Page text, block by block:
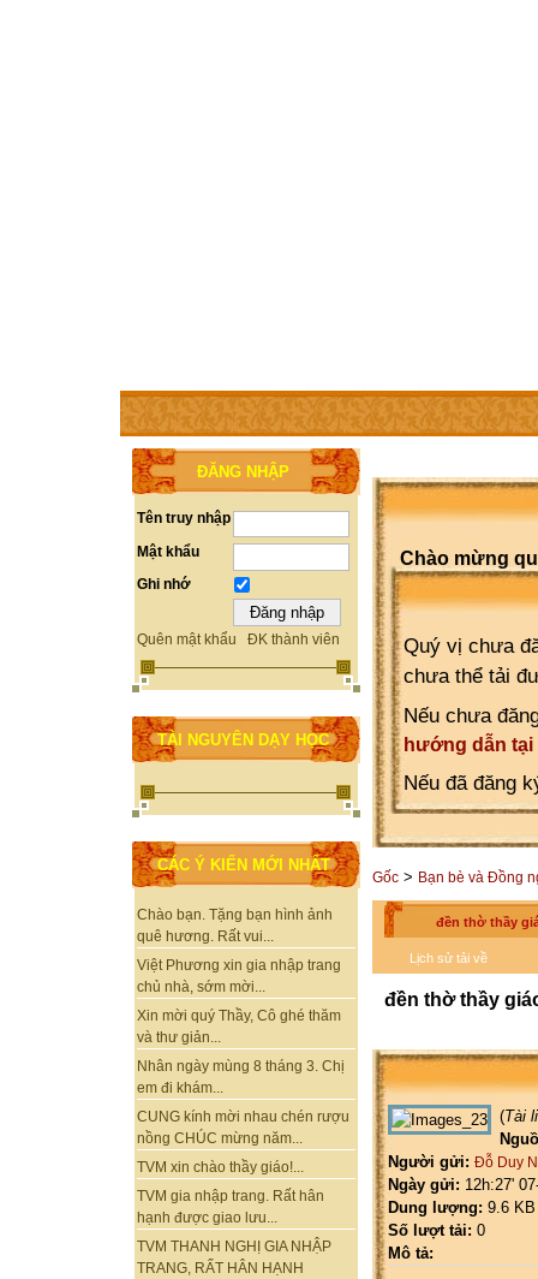
TRANG CHỦ THÀNH VIÊN TRỢ GIÚP WEBSITE
ĐĂNG NHẬP
Tên truy nhập
Mật khẩu
Ghi nhớ
Quên mật khẩu ĐK thành viên
TÀI NGUYÊN DẠY HỌC
CÁC Ý KIẾN MỚI NHẤT
Chào bạn. Tặng bạn hình ảnh
quê hương. Rất vui...
Việt Phương xin gia nhập trang
chủ nhà, sớm mời...
Xin mời quý Thầy, Cô ghé thăm
và thư giản...
Nhân ngày mùng 8 tháng 3. Chị
em đi khám...
CUNG kính mời nhau chén rượu
nồng CHÚC mừng năm...
TVM xin chào thầy giáo!...
TVM gia nhập trang. Rất hân
hạnh được giao lưu...
TVM THANH NGHỊ GIA NHẬP
TRANG, RẤT HÂN HẠNH
Chào mừng
Quý vị chưa
chưa thể tải
Nếu chưa
hướng dẫn tại
Nếu đã đăng
Gốc > Bạn bè và Đồng
đền thờ thầy
Lịch sử tải về
đền thờ thầy
(Tài
Người gửi: Đỗ Duy
Ngày gửi: 12h:27'
Dung lượng: 9.6 KB
Số lượt tải: 0
Mô tả: